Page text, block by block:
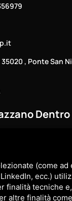
(come ad
ecc.)
finalità tecniche
altre finalità
35020 , Ponte San
Dentro
, Selvazzano